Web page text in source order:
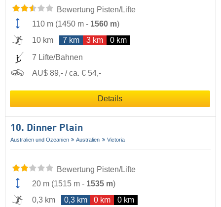
Bewertung Pisten/Lifte
110 m (1450 m - 1560 m)
10 km
7 km 3 km 0 km
7 Lifte/Bahnen
AU$ 89,- / ca. € 54,-
Details
10. Dinner Plain
Australien und Ozeanien Australien Victoria
Bewertung Pisten/Lifte
20 m (1515 m - 1535 m)
0,3 km
0,3 km 0 km 0 km